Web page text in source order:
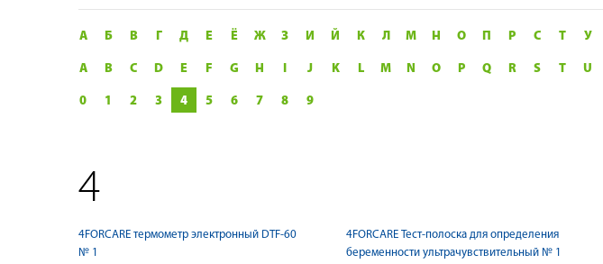
А Б В Г Д Е Ё Ж З И Й К Л М Н О П Р С Т У
A B C D E F G H I J K L M N O P Q R S T U
0 1 2 3 4 5 6 7 8 9
4
4FORCARE термометр электронный DTF-60
№ 1
4FORCARE Тест-полоска для определения
беременности ультрачувствительный № 1